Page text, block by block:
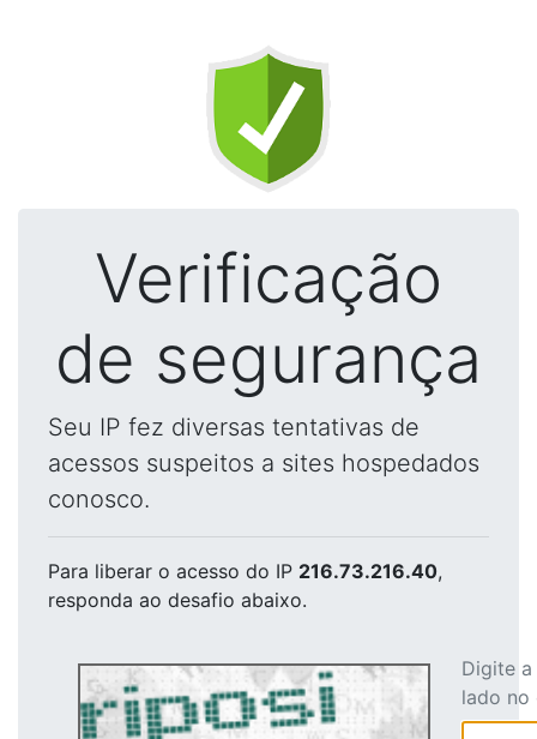
Verificação
de segurança
Seu IP fez diversas tentativas de
acessos suspeitos a sites hospedados
conosco.
Para liberar o acesso do IP 216.73.216.40,
responda ao desafio abaixo.
Digite
lado no